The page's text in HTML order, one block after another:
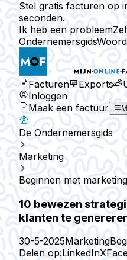
Stel gratis facturen op
seconden.
Ik heb een probleem
Ondernemersgids
Facturen Exports
Inloggen
Maak een factuur
De Ondernemersgids
Marketing
Beginnen met marketing
10 bewezen
klanten te
30-5-2025Marketing
Delen op:LinkedInX